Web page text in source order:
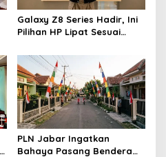
Galaxy Z8 Series Hadir, Ini
Pilihan HP Lipat Sesuai
PLN Jabar Ingatkan
Bahaya Pasang Bendera